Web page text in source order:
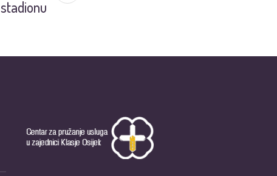
stadionu